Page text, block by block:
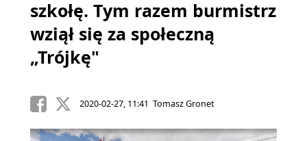
szkołę. Tym razem burmistrz
wziął się za społeczną
„Trójkę"
2020-02-27, 11:41 Tomasz Gronet